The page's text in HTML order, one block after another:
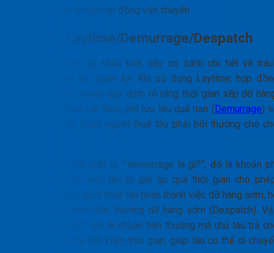
Laytime trong hợp đồng vận chuyển
CQD vs. Laytime/Demurrage/Despatch
Để hiểu rõ hơn sự khác biệt, hãy so sánh chi tiết về
nhiệm, chi phí và quyền lợi. Khi sử dụng Laytime, hợp
thuê tàu theo chuyến quy định rõ ràng thời gian xếp dỡ
Sau khi Laytime kết thúc, phí lưu tàu quá hạn (Demurrage)
được áp dụng, buộc người thuê tàu phải bồi thường cho
Một câu hỏi phổ biến là ” demurrage là gì?”, đó là khoản
bồi thường cho việc tàu bị giữ lại quá thời gian cho
Ngược lại, nếu người thuê tàu hoàn thành việc dỡ hàng sớm,
có thể nhận được tiền thưởng dỡ hàng sớm (Despatch).
“despatch là gì?”. Đó là khoản tiền thưởng mà chủ tàu trả
người thuê vì đã tiết kiệm thời gian, giúp tàu có thể di